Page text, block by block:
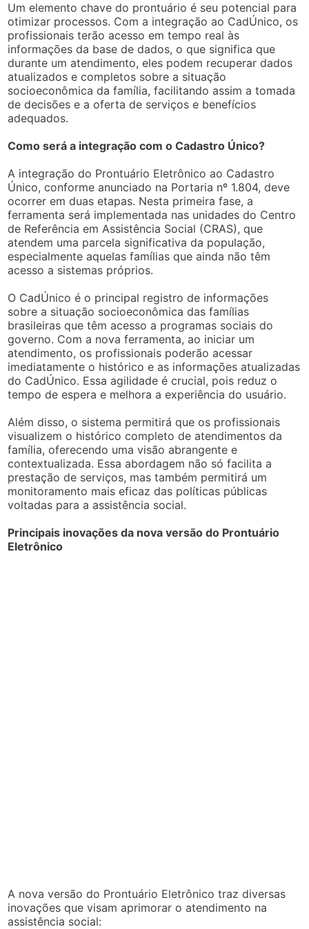
Um elemento chave do prontuário é seu potencial para
otimizar processos. Com a integração ao CadÚnico, os
profissionais terão acesso em tempo real às
informações da base de dados, o que significa que
durante um atendimento, eles podem recuperar dados
atualizados e completos sobre a situação
socioeconômica da família, facilitando assim a tomada
de decisões e a oferta de serviços e benefícios
adequados.
Como será a integração com o Cadastro Único?
A integração do Prontuário Eletrônico ao Cadastro
Único, conforme anunciado na Portaria nº 1.804, deve
ocorrer em duas etapas. Nesta primeira fase, a
ferramenta será implementada nas unidades do Centro
de Referência em Assistência Social (CRAS), que
atendem uma parcela significativa da população,
especialmente aquelas famílias que ainda não têm
acesso a sistemas próprios.
O CadÚnico é o principal registro de informações
sobre a situação socioeconômica das famílias
brasileiras que têm acesso a programas sociais do
governo. Com a nova ferramenta, ao iniciar um
atendimento, os profissionais poderão acessar
imediatamente o histórico e as informações atualizadas
do CadÚnico. Essa agilidade é crucial, pois reduz o
tempo de espera e melhora a experiência do usuário.
Além disso, o sistema permitirá que os profissionais
visualizem o histórico completo de atendimentos da
família, oferecendo uma visão abrangente e
contextualizada. Essa abordagem não só facilita a
prestação de serviços, mas também permitirá um
monitoramento mais eficaz das políticas públicas
voltadas para a assistência social.
Principais inovações da nova versão do Prontuário
Eletrônico
A nova versão do Prontuário Eletrônico traz diversas
inovações que visam aprimorar o atendimento na
assistência social: